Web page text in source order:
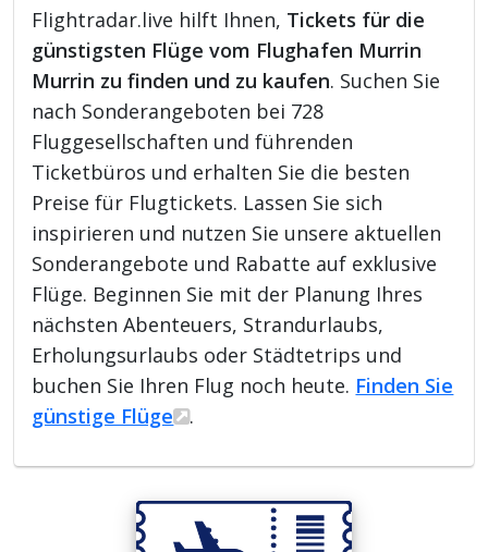
Flightradar.live hilft Ihnen, Tickets für die
günstigsten Flüge vom Flughafen Murrin
Murrin zu finden und zu kaufen. Suchen Sie
nach Sonderangeboten bei 728
Fluggesellschaften und führenden
Ticketbüros und erhalten Sie die besten
Preise für Flugtickets. Lassen Sie sich
inspirieren und nutzen Sie unsere aktuellen
Sonderangebote und Rabatte auf exklusive
Flüge. Beginnen Sie mit der Planung Ihres
nächsten Abenteuers, Strandurlaubs,
Erholungsurlaubs oder Städtetrips und
buchen Sie Ihren Flug noch heute. Finden Sie
günstige Flüge
.